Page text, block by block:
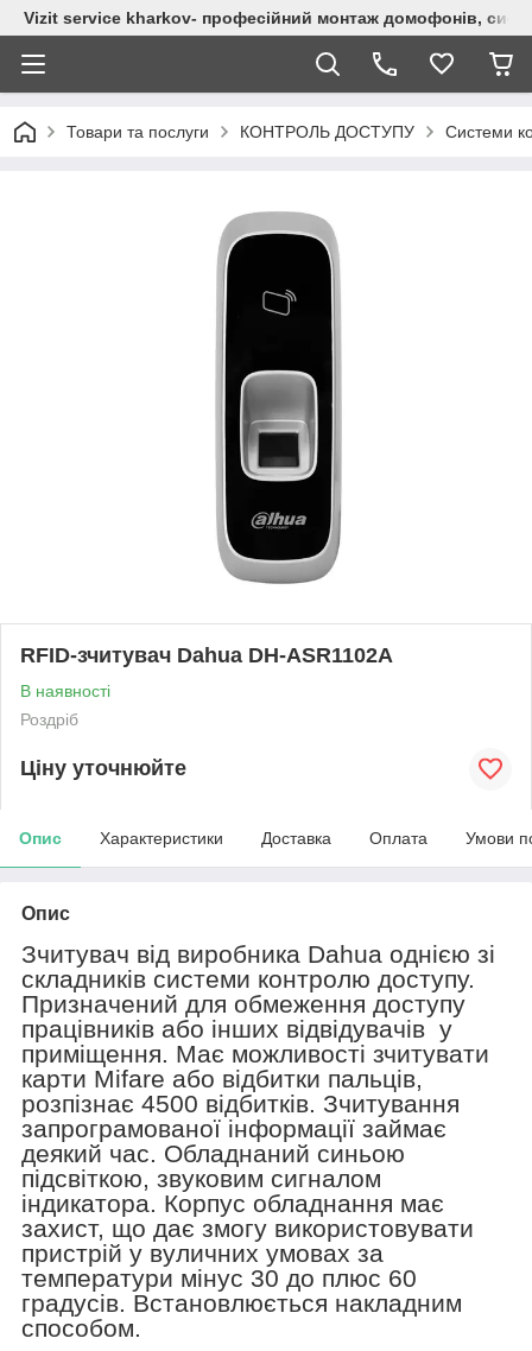
Vizit service kharkov- професійний монтаж домофонів,
Товари та послуги КОНТРОЛЬ ДОСТУПУ Системи
RFID-зчитувач Dahua DH-ASR1102A
В наявності
Роздріб
Ціну уточнюйте
Опис Характеристики Доставка Оплата Умови
Опис
Зчитувач від виробника Dahua однією зі
складників системи контролю доступу.
Призначений для обмеження доступу
працівників або інших відвідувачів у
приміщення. Має можливості зчитувати
карти Mifare або відбитки пальців,
розпізнає 4500 відбитків. Зчитування
запрограмованої інформації займає
деякий час. Обладнаний синьою
підсвіткою, звуковим сигналом
індикатора. Корпус обладнання має
захист, що дає змогу використовувати
пристрій у вуличних умовах за
температури мінус 30 до плюс 60
градусів. Встановлюється накладним
способом.